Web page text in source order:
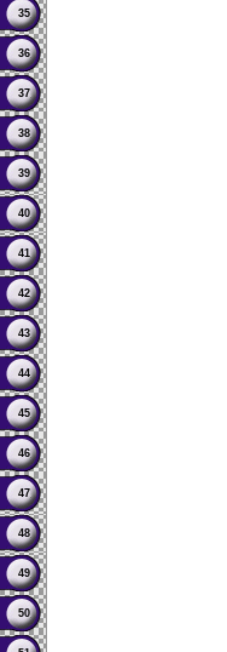
35
36
37
38
39
40
41
42
43
44
45
46
47
48
49
50